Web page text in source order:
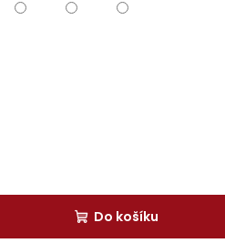
Do košíku